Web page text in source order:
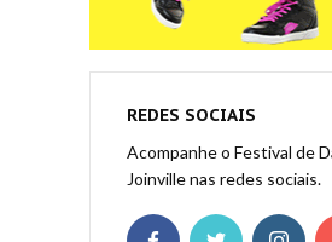
REDES SOCIAIS
Acompanhe o Festival de
Joinville nas redes sociais.